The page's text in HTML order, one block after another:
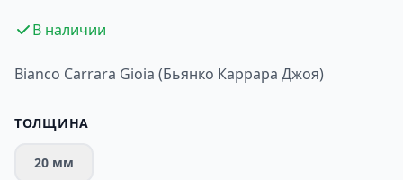
В наличии
Bianco Carrara Gioia (Бьянко Каррара Джоя)
ТОЛЩИНА
20 мм